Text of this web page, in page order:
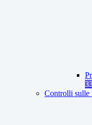
Controlli sulle